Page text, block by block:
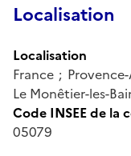
Localisation
Localisation
France ;
Le Monêtier-les-
Code INSEE de la
05079